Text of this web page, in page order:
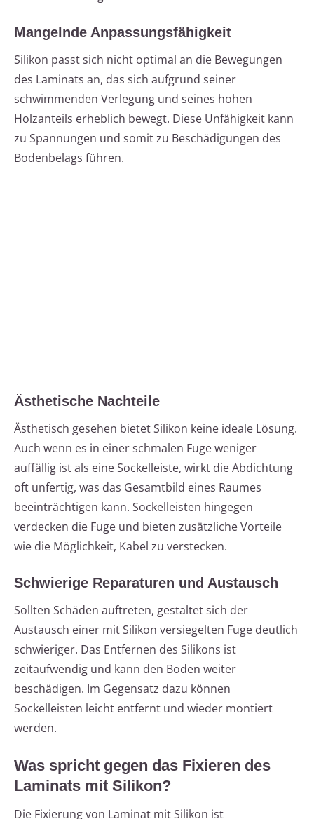
Mangelnde Anpassungsfähigkeit
Silikon passt sich nicht optimal an die Bewegungen
des Laminats an, das sich aufgrund seiner
schwimmenden Verlegung und seines hohen
Holzanteils erheblich bewegt. Diese Unfähigkeit kann
zu Spannungen und somit zu Beschädigungen des
Bodenbelags führen.
Ästhetische Nachteile
Ästhetisch gesehen bietet Silikon keine ideale Lösung.
Auch wenn es in einer schmalen Fuge weniger
auffällig ist als eine Sockelleiste, wirkt die Abdichtung
oft unfertig, was das Gesamtbild eines Raumes
beeinträchtigen kann. Sockelleisten hingegen
verdecken die Fuge und bieten zusätzliche Vorteile
wie die Möglichkeit, Kabel zu verstecken.
Schwierige Reparaturen und Austausch
Sollten Schäden auftreten, gestaltet sich der
Austausch einer mit Silikon versiegelten Fuge deutlich
schwieriger. Das Entfernen des Silikons ist
zeitaufwendig und kann den Boden weiter
beschädigen. Im Gegensatz dazu können
Sockelleisten leicht entfernt und wieder montiert
werden.
Was spricht gegen das Fixieren des
Laminats mit Silikon?
Die Fixierung von Laminat mit Silikon ist